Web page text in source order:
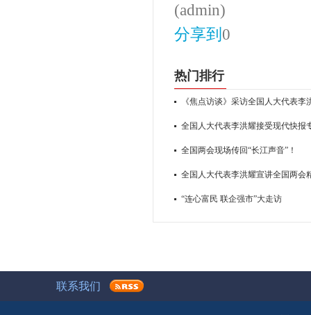
(admin)
分享到 0
热门排行
《焦点访谈》采访全国人大代表李
全国人大代表李洪耀接受现代快报
全国两会现场传回“长江声音”！
全国人大代表李洪耀宣讲全国两会
“连心富民 联企强市”大走访
联系我们